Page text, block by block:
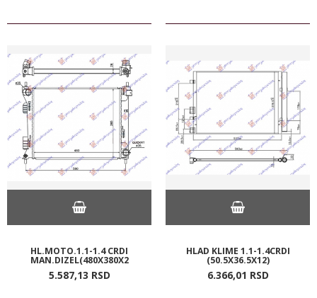
HL.MOTO.1.1-1.4 CRDI
MAN.DIZEL(480X380X2
5.587,13 RSD
HLAD KLIME 1.1-1.4CRDI
(50.5X36.5X12)
6.366,01 RSD